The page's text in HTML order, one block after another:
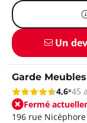
Un
Garde
4,6 45
Fermé
196 rue